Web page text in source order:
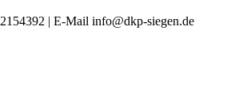
| E-Mail info@dkp-siegen.de